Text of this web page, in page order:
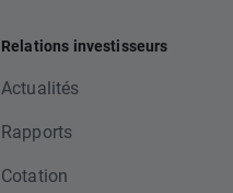
Relations investisseurs
Actualités
Rapports
Cotation